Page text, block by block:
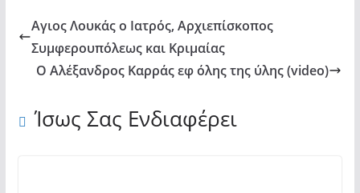
Αγιος Λουκάς ο Ιατρός, Αρχιεπίσκοπος
Συμφερουπόλεως και Κριμαίας
Ο Αλέξανδρος Καρράς εφ όλης της ύλης (video)
Ίσως Σας Ενδιαφέρει